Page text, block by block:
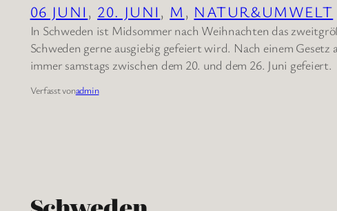
06 JUNI , 20. JUNI , M , NATUR&UMWELT
In Schweden ist Midsommer nach Weihnachten das
Schweden gerne ausgiebig gefeiert wird. Nach einem Gesetz
immer samstags zwischen dem 20. und dem 26. Juni gefeiert.
Verfasst vonadmin